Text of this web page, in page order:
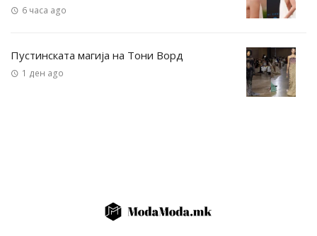
6 часа ago
Пустинската магија на Тони Ворд
1 ден ago